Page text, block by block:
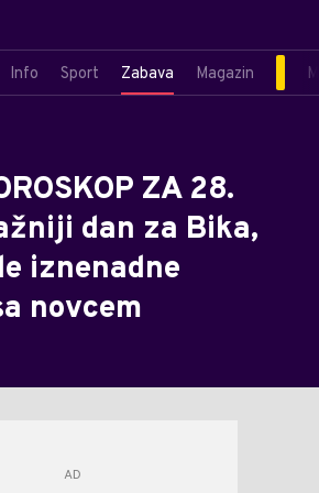
Info Sport Zabava Magazin
ZA 28.
dan za Bika,
iznenadne
novcem